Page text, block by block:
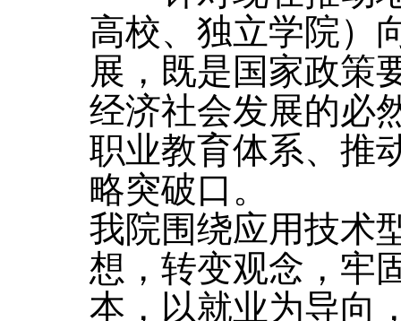
高校、独立学院）
展，既是国家政策
经济社会发展的必
职业教育体系、推
略突破口。
我院围绕应用技术
想，转变观念，牢
本，以就业为导向